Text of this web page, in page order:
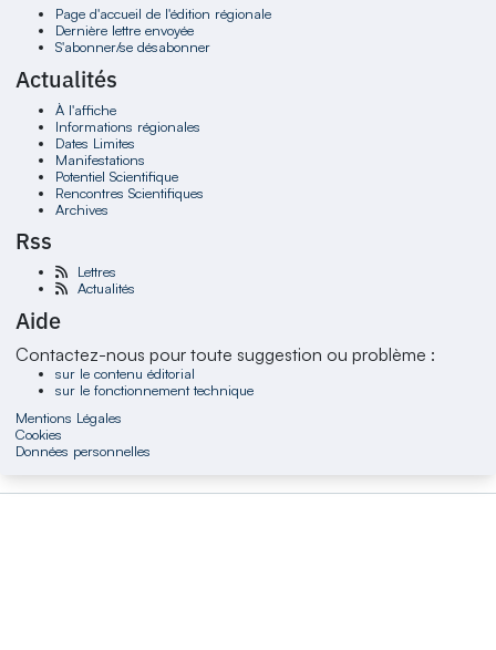
Page d'accueil de l'édition régionale
Dernière lettre envoyée
S'abonner/se désabonner
Actualités
À l'affiche
Informations régionales
Dates Limites
Manifestations
Potentiel Scientifique
Rencontres Scientifiques
Archives
Rss
Lettres
Actualités
Aide
Contactez-nous pour toute suggestion ou problème :
sur le contenu éditorial
sur le fonctionnement technique
Mentions Légales
Cookies
Données personnelles